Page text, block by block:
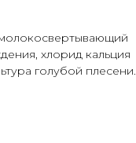
хлорид кальция
голубой плесени.